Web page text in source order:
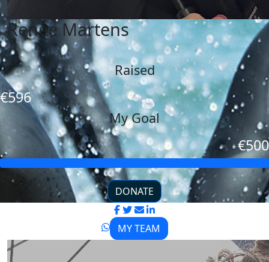
Renee Martens
Raised
€596
My Goal
€500
DONATE
MY TEAM